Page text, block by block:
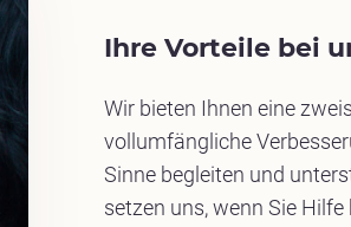
Ihre Vorteile bei
Wir bieten Ihnen eine
vollumfängliche
Sinne begleiten und
setzen uns, wenn Sie